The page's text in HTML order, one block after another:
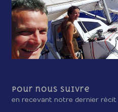
Pour nous suivre
en recevant notre dernier récit